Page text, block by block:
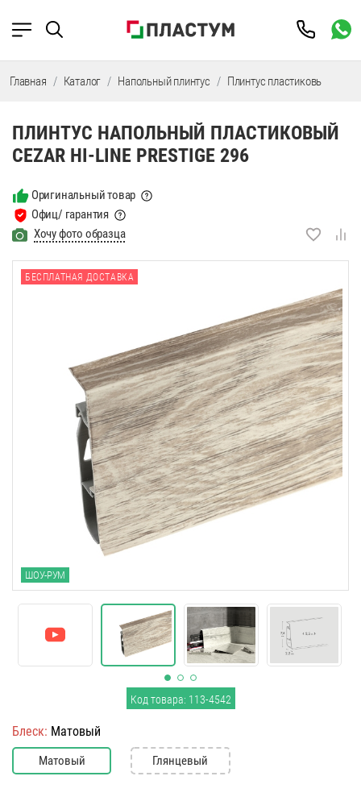
Главная Каталог Напольный плинтус Плинтус пластиковый
ПЛИНТУС НАПОЛЬНЫЙ ПЛАСТИКОВЫЙ
CEZAR HI-LINE PRESTIGE 296
Оригинальный товар
Офиц/ гарантия
Хочу фото образца
БЕСПЛАТНАЯ ДОСТАВКА
ШОУ-РУМ
Код товара: 113-4542
Блеск: Матовый
Матовый Глянцевый